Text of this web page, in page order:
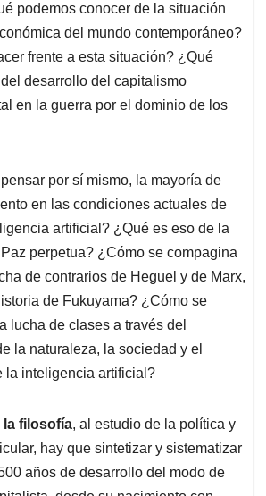
podemos conocer de la situación
del mundo contemporáneo?
frente a esta situación? ¿Qué
desarrollo del capitalismo
en la guerra por el dominio de los
por sí mismo, la mayoría de
en las condiciones actuales de
artificial? ¿Qué es eso de la
perpetua? ¿Cómo se compagina
de contrarios de Heguel y de Marx,
de Fukuyama? ¿Cómo se
lucha de clases a través del
la naturaleza, la sociedad y el
la inteligencia artificial?
la filosofía, al estudio de la política y
hay que sintetizar y sistematizar
años de desarrollo del modo de